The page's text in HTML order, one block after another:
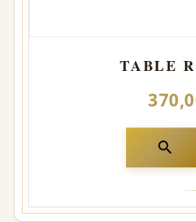
TABLE
search